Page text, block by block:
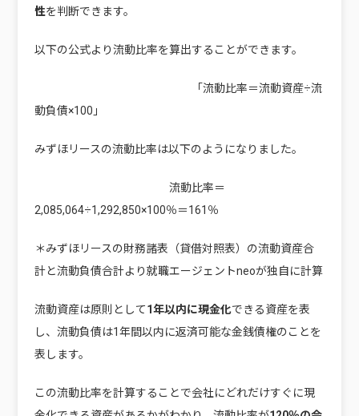
性を判断できます。
以下の公式より流動比率を算出することができます。
「流動比率＝流動資産÷流
動負債×100」
みずほリースの流動比率は以下のようになりました。
流動比率＝
2,085,064÷1,292,850×100％＝161％
＊みずほリースの財務諸表（貸借対照表）の流動資産合
計と流動負債合計より就職エージェントneoが独自に計算
流動資産は原則として1年以内に現金化できる資産を表
し、流動負債は1年間以内に返済可能な金銭債権のことを
表します。
この流動比率を計算することで会社にどれだけすぐに現